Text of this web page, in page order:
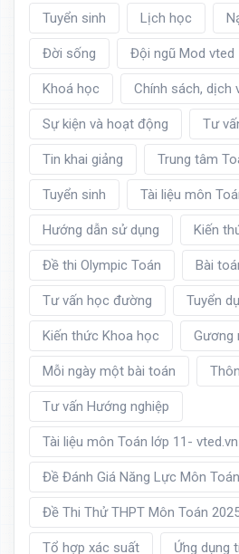
Tuyển sinh Lịch học
Đời sống Đội ngũ Mod vted
Khoá học Chính sách, dịch
Sự kiện và hoạt động Tư
Tin khai giảng Trung tâm
Tuyển sinh Tài liệu môn
Hướng dẫn sử dụng Kiến
Đề thi Olympic Toán Bài
Tư vấn học đường Tuyển
Kiến thức Khoa học Gương
Mỗi ngày một bài toán
Tư vấn Hướng nghiệp
Tài liệu môn Toán lớp 11- vted.vn
Đề Đánh Giá Năng Lực Môn Toán
Đề Thi Thử THPT Môn Toán
Tổ hợp xác suất Ứng dụng